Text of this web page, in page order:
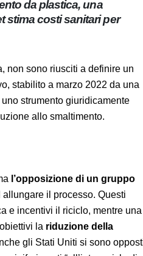
da plastica, una
stima costi sanitari
non sono riusciti a definire
. L’obiettivo, stabilito a marzo
era elaborare uno
vita della plastica, dalla
mal’opposizione di un
ad allungare il
dei rifiuti di plastica e
più ambizioso che includa tra